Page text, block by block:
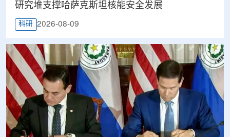
研究堆支撑哈萨克斯坦核能安全发展
科研 2026-08-09